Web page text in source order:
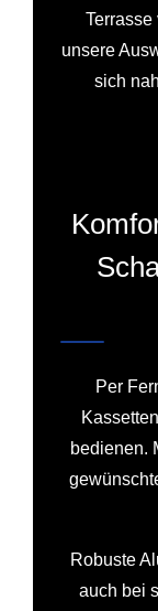
unsere
sich
Per
bedienen.
Robuste
auch bei